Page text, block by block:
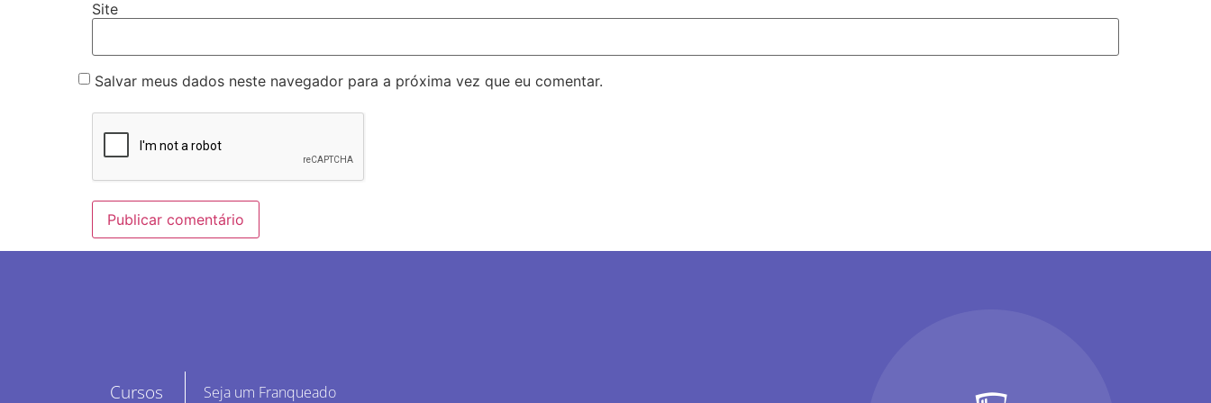
Site
Salvar meus dados neste navegador para a próxima vez que eu comentar.
Cursos Seja um Franqueado